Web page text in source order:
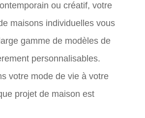
ou créatif, votre
maisons individuelles vous
gamme de modèles de
personnalisables.
votre mode de vie à votre
projet de maison est